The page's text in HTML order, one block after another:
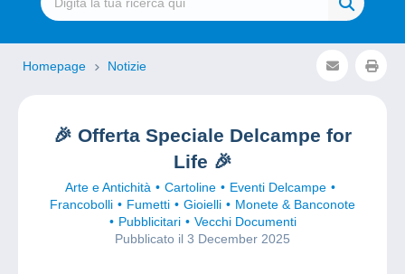
Homepage Notizie
🎉 Offerta Speciale Delcampe for
Life 🎉
Arte e Antichità Cartoline
Eventi Delcampe
Francobolli
Fumetti Gioielli
Monete & Banconote
Pubblicitari
Vecchi Documenti
Pubblicato il 3 December 2025